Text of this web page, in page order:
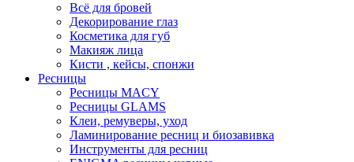
Всё для бровей
Декорирование глаз
Косметика для губ
Макияж лица
Кисти , кейсы, спонжи
Ресницы
Ресницы MACY
Ресницы GLAMS
Клеи, ремуверы, уход
Ламинирование ресниц и биозавивка
Инструменты для ресниц